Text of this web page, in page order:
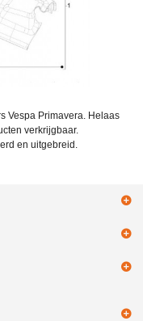
Vespa Primavera. Helaas
verkrijgbaar.
en uitgebreid.